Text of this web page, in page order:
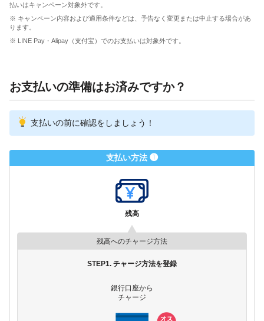
払いはキャンペーン対象外です。
※ キャンペーン内容および適用条件などは、予告なく変更または中止する場合があ
ります。
※ LINE Pay・Alipay（支付宝）でのお支払いは対象外です。
お支払いの準備はお済みですか？
支払いの前に確認をしましょう！
支払い方法 ❶
残高
残高へのチャージ方法
STEP1. チャージ方法を登録
銀行口座から
チャージ